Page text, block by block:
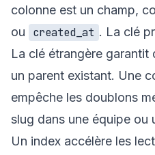
colonne est un champ,
ou
created_at . La clé
La clé étrangère garantit
un parent existant. Une
empêche les doublons
slug dans une équipe ou
Un index accélère les